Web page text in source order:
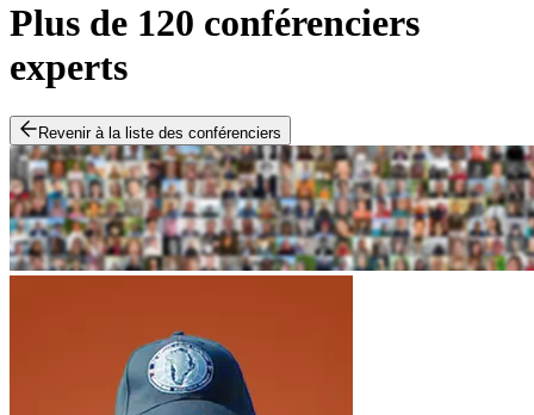
Plus de 120 conférenciers
experts
Revenir à la liste des conférenciers